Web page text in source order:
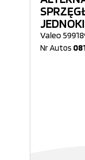
Valeo
Nr Autos